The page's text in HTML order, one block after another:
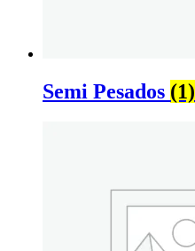
Semi Pesados (1)